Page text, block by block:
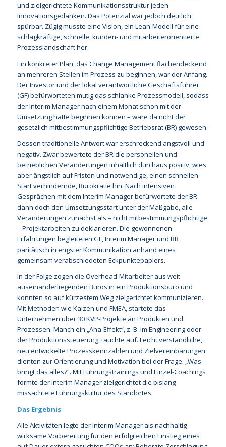
und zielgerichtete Kommunikationsstruktur jeden
Innovationsgedanken. Das Potenzial war jedoch deutlich
spürbar. Zügig musste eine Vision, ein Lean-Modell für eine
schlagkräftige, schnelle, kunden- und mitarbeiterorientierte
Prozesslandschaft her.
Ein konkreter Plan, das Change Management flächendeckend
an mehreren Stellen im Prozess zu beginnen, war der Anfang.
Der Investor und der lokal verantwortliche Geschäftsführer
(GF) befürworteten mutig das schlanke Prozessmodell, sodass
der Interim Manager nach einem Monat schon mit der
Umsetzung hätte beginnen können – wäre da nicht der
gesetzlich mitbestimmungspflichtige Betriebsrat (BR) gewesen.
Dessen traditionelle Antwort war erschreckend angstvoll und
negativ. Zwar bewertete der BR die personellen und
betrieblichen Veränderungen inhaltlich durchaus positiv, wies
aber ängstlich auf Fristen und notwendige, einen schnellen
Start verhindernde, Bürokratie hin. Nach intensiven
Gesprächen mit dem Interim Manager befürwortete der BR
dann doch den Umsetzungsstart unter der Maßgabe, alle
Veränderungen zunächst als – nicht mitbestimmungspflichtige
– Projektarbeiten zu deklarieren. Die gewonnenen
Erfahrungen begleiteten GF, Interim Manager und BR
paritätisch in engster Kommunikation anhand eines
gemeinsam verabschiedeten Eckpunktepapiers.
In der Folge zogen die Overhead-Mitarbeiter aus weit
auseinanderliegenden Büros in ein Produktionsbüro und
konnten so auf kürzestem Weg zielgerichtet kommunizieren.
Mit Methoden wie Kaizen und FMEA, startete das
Unternehmen über 30 KVP-Projekte an Produkten und
Prozessen. Manch ein „Aha-Effekt“, z. B. im Engineering oder
der Produktionssteuerung, tauchte auf. Leicht verständliche,
neu entwickelte Prozesskennzahlen und Zielvereinbarungen
dienten zur Orientierung und Motivation bei der Frage: „Was
bringt das alles?“. Mit Führungstrainings und Einzel-Coachings
formte der Interim Manager zielgerichtet die bislang
missachtete Führungskultur des Standortes.
Das Ergebnis
Alle Aktivitäten legte der Interim Manager als nachhaltig
wirksame Vorbereitung für den erfolgreichen Einstieg eines